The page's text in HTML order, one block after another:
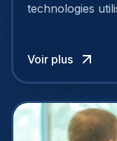
technologies
Voir plus